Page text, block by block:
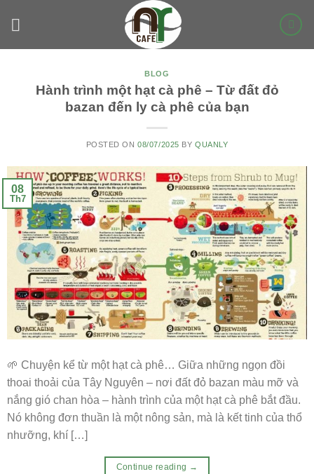
BLOG
Hành trình một hạt cà phê – Từ đất đỏ
bazan đến ly cà phê của bạn
POSTED ON08/07/2025 BYQUANLY
08
Th7
🌱 Chuyện kể từ một hạt cà phê… Giữa những ngọn đồi
thoai thoải của Tây Nguyên – nơi đất đỏ bazan màu mỡ và
nắng gió chan hòa – hành trình của một hạt cà phê bắt đầu.
Nó không đơn thuần là một nông sản, mà là kết tinh của thổ
nhưỡng, khí […]
Continue reading →